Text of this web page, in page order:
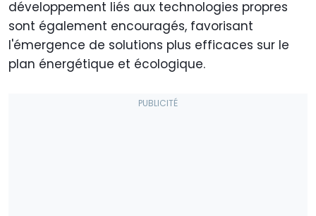
développement liés aux technologies propres
sont également encouragés, favorisant
l'émergence de solutions plus efficaces sur le
plan énergétique et écologique.